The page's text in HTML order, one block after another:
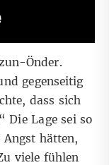
Önder.
gegenseitig
dass sich
Die Lage sei so
Angst hätten,
viele fühlen